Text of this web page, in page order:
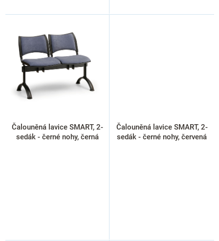
Čalouněná lavice SMART, 2-
sedák - černé nohy, černá
Čalouněná lavice SMART, 2-
sedák - černé nohy, červená